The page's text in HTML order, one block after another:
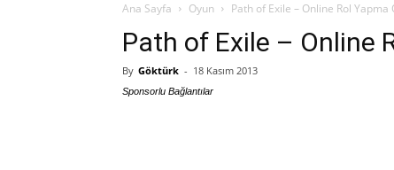
Ana Sayfa Oyun Path of Exile – Online Rol Yapma
Path of Exile – Online
By Göktürk - 18 Kasım 2013
Sponsorlu Bağlantılar